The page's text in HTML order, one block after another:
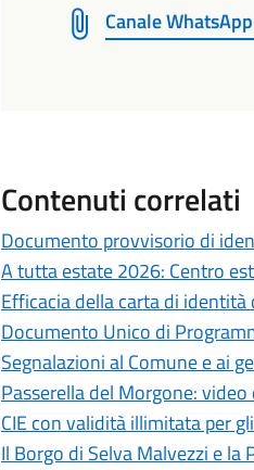
Canale
Contenuti correlati
Documento provvisorio di
A tutta estate 2026: Centro
Efficacia della carta di
Documento Unico di
Segnalazioni al Comune e ai
Passerella del Morgone: video
CIE con validità illimitata per
Il Borgo di Selva Malvezzi e la